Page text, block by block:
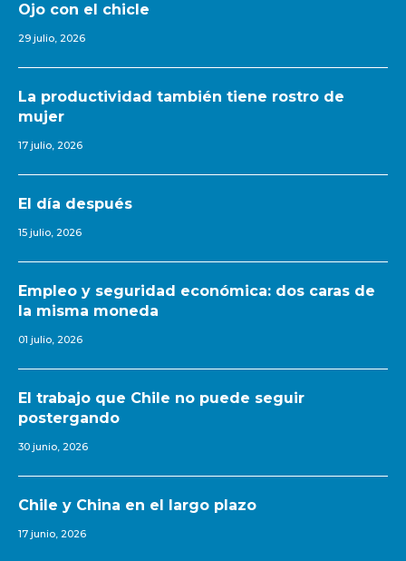
Ojo con el chicle
29 julio, 2026
La productividad también tiene rostro de
mujer
17 julio, 2026
El día después
15 julio, 2026
Empleo y seguridad económica: dos caras de
la misma moneda
01 julio, 2026
El trabajo que Chile no puede seguir
postergando
30 junio, 2026
Chile y China en el largo plazo
17 junio, 2026